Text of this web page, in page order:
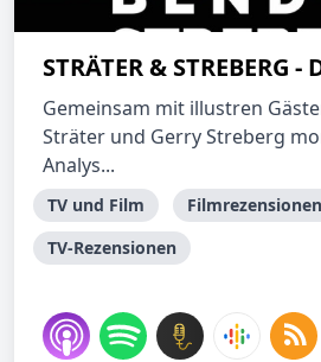
STRÄTER & STREBERG
Gemeinsam mit illustren
Sträter und Gerry Streberg
Analys...
TV und Film
Filmrezensionen
TV-Rezensionen